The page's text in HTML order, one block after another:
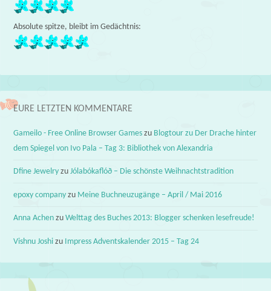
Absolute spitze, bleibt im Gedächtnis:
EURE LETZTEN KOMMENTARE
Gameilo - Free Online Browser Games zu Blogtour zu Der Drache hinter
dem Spiegel von Ivo Pala – Tag 3: Bibliothek von Alexandria
Dfine Jewelry zuJólabókaflóð – Die schönste Weihnachtstradition
epoxy company zu Meine Buchneuzugänge – April / Mai 2016
Anna Achen zuWelttag des Buches 2013: Blogger schenken lesefreude!
Vishnu Joshi zu Impress Adventskalender 2015 – Tag 24